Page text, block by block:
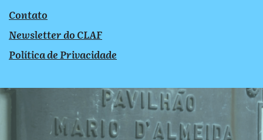
Contato
Newsletter do CLAF
Política de Privacidade